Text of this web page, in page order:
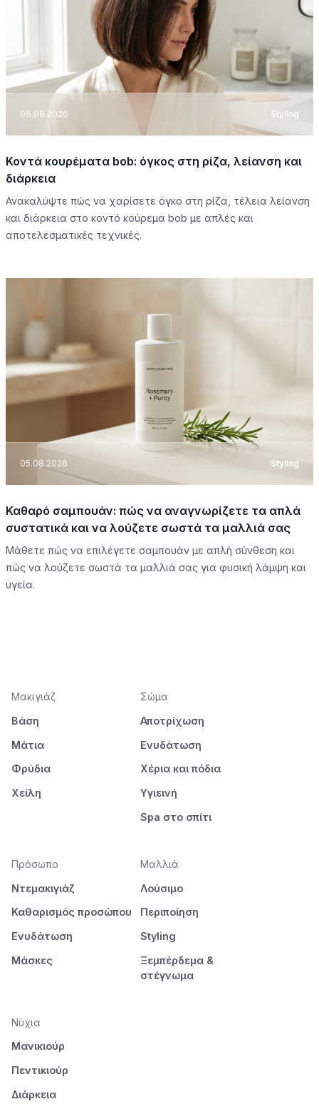
06.08.2026 Styling
Κοντά κουρέματα bob: όγκος στη ρίζα, λείανση και
διάρκεια
Ανακαλύψτε πώς να χαρίσετε όγκο στη ρίζα, τέλεια λείανση
και διάρκεια στο κοντό κούρεμα bob με απλές και
αποτελεσματικές τεχνικές.
05.08.2026 Styling
Καθαρό σαμπουάν: πώς να αναγνωρίζετε τα απλά
συστατικά και να λούζετε σωστά τα μαλλιά σας
Μάθετε πώς να επιλέγετε σαμπουάν με απλή σύνθεση και
πώς να λούζετε σωστά τα μαλλιά σας για φυσική λάμψη και
υγεία.
Μακιγιάζ
Βάση
Μάτια
Φρύδια
Χείλη
Σώμα
Αποτρίχωση
Ενυδάτωση
Χέρια και πόδια
Υγιεινή
Spa στο σπίτι
Πρόσωπο
Ντεμακιγιάζ
Καθαρισμός προσώπου
Ενυδάτωση
Μάσκες
Μαλλιά
Λούσιμο
Περιποίηση
Styling
Ξεμπέρδεμα &
στέγνωμα
Νύχια
Μανικιούρ
Πεντικιούρ
Διάρκεια